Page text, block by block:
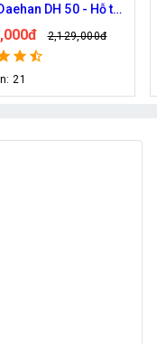
suât lớn Hawin
hỗ trợ 70 đầu
2,219,000đ
292